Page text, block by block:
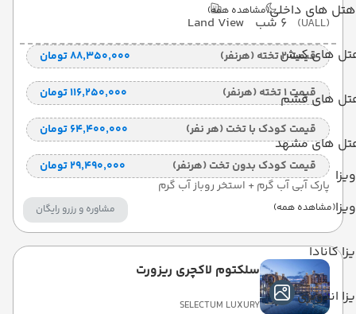
هتل های داخلی(مشاهده همه)
های کیش
های قشم
های مشهد
ویزا
ویزا(مشاهده همه)
کانادا
اندونزی
(UALL) 6 شب Land View
قیمت 2 تخته (هرنفر) ۸۸٬۳۵۰٬۰۰۰ تومان
قیمت 1 تخته (هرنفر) ۱۱۶٬۲۵۰٬۰۰۰ تومان
قیمت کودک با تخت (هر نفر) ۶۴٬۴۰۰٬۰۰۰ تومان
قیمت کودک بدون تخت (هرنفر)
۲۹٬۴۹۰٬۰۰۰ تومان
پارک آبی آب گرم + استخر روباز آب گرم
مشاوره و رزرو رایگان
سلکتوم لاکچری ریزورت
SELECTUM LUXURY